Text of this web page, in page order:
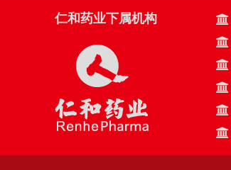
仁和药业下属机构